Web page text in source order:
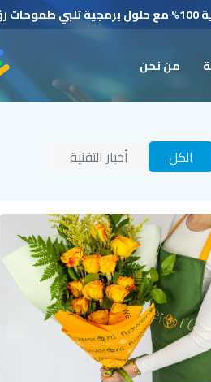
2030
من نحن
الكل أخبار التقنية